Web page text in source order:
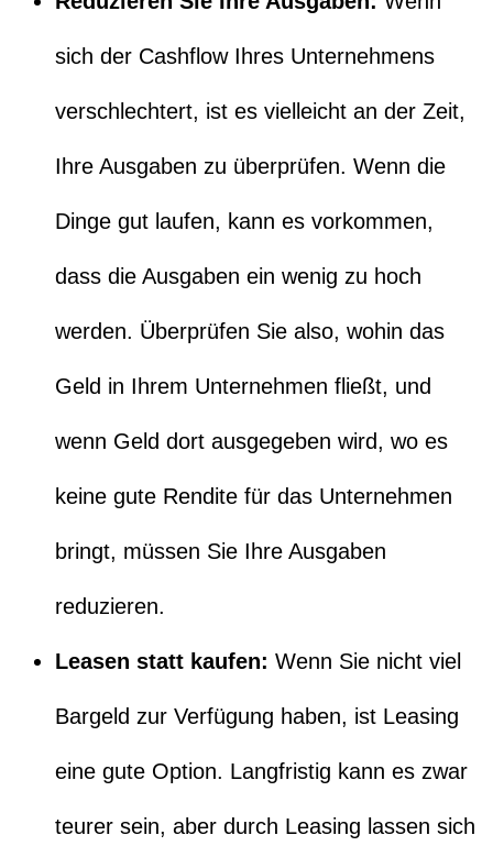
sich der Cashflow Ihres Unternehmens
verschlechtert, ist es vielleicht an der Zeit,
Ihre Ausgaben zu überprüfen. Wenn die
Dinge gut laufen, kann es vorkommen,
dass die Ausgaben ein wenig zu hoch
werden. Überprüfen Sie also, wohin das
Geld in Ihrem Unternehmen fließt, und
wenn Geld dort ausgegeben wird, wo es
keine gute Rendite für das Unternehmen
bringt, müssen Sie Ihre Ausgaben
reduzieren.
Leasen statt kaufen: Wenn Sie nicht viel
Bargeld zur Verfügung haben, ist Leasing
eine gute Option. Langfristig kann es zwar
teurer sein, aber durch Leasing lassen sich